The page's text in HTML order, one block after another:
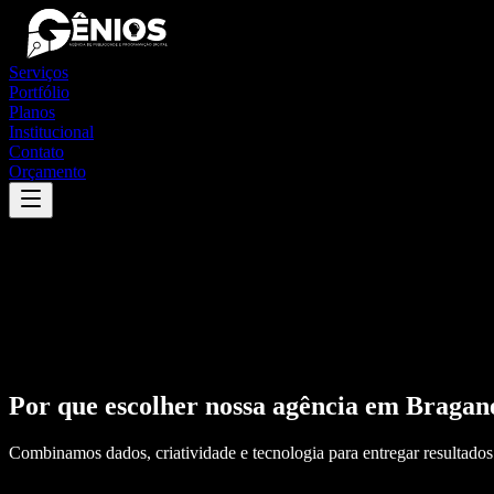
Serviços
Portfólio
Planos
Institucional
Contato
Orçamento
Por que escolher nossa agência em
Combinamos dados, criatividade e tecnologia para entregar